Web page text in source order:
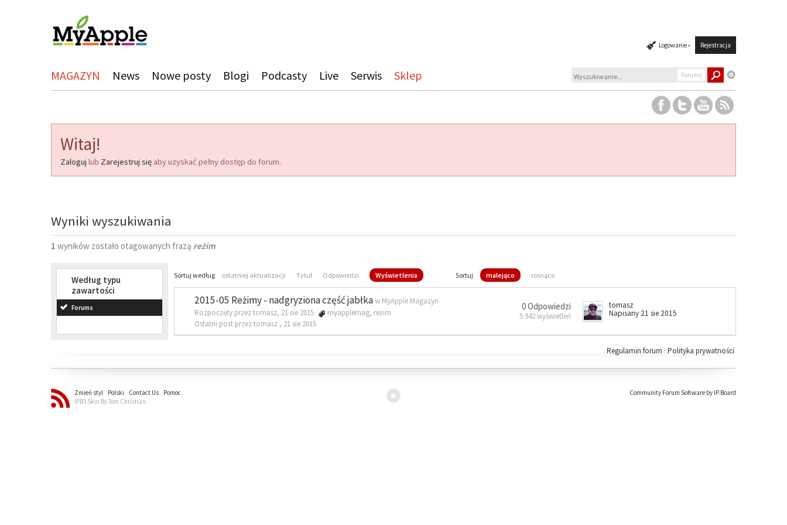
Logowanie » Rejestracja
MAGAZYN News Nowe posty Blogi Podcasty Live Serwis Sklep Forums
Witaj!
Zaloguj lub Zarejestruj się aby uzyskać pełny dostęp do forum.
Wyniki wyszukiwania
1 wyników zostało otagowanych frazą reżim
Według typu
zawartości
Forums
Sortuj według ostatniej aktualizacji Tytuł Odpowiedzi Wyświetlenia Sortuj malejąco rosnąco
2015-05 Reżimy - nadgryziona część jabłkaw MyApple Magazyn
Rozpoczęty przez tomasz, 21 sie 2015
myapplemag, reżim
Ostatni post przez tomasz , 21 sie 2015
0 Odpowiedzi
5 942 wyświetleń
tomasz
Napisany 21 sie 2015
Polityka prywatności
Regulamin forum ·
Zmień styl Polski Contact Us
Pomoc
IPB3 Skin By Tom Christian.
Community Forum Software by IP.Board